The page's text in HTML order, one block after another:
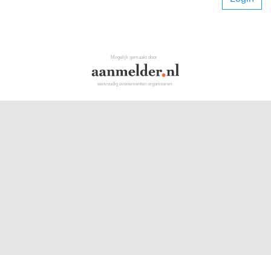
Mogelijk gemaakt door
eenvoudig evenementen organiseren